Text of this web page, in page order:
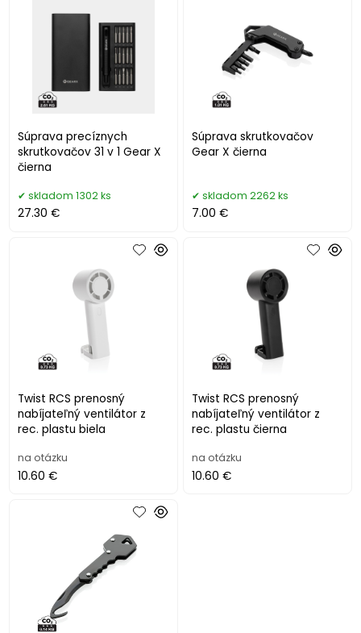
Súprava precíznych
skrutkovačov 31 v 1 Gear X
čierna
skladom 1302 ks
27.30 €
Súprava skrutkovačov
Gear X čierna
skladom 2262 ks
7.00 €
Twist RCS prenosný
nabíjateľný ventilátor z
rec. plastu biela
na otázku
10.60 €
Twist RCS prenosný
nabíjateľný ventilátor z
rec. plastu čierna
na otázku
10.60 €